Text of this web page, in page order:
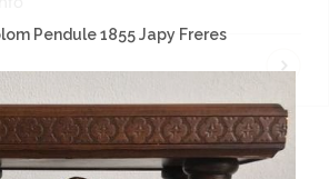
Pendule 1855 Japy Freres